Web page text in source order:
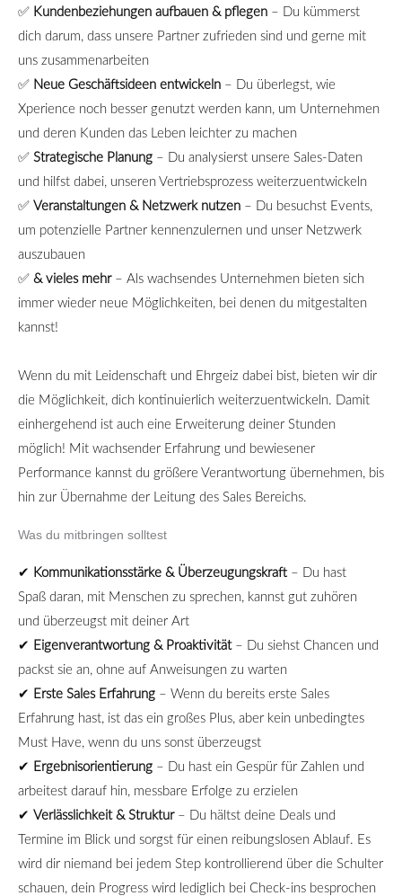
✅ Kundenbeziehungen aufbauen & pflegen – Du kümmerst
dich darum, dass unsere Partner zufrieden sind und gerne mit
uns zusammenarbeiten
✅ Neue Geschäftsideen entwickeln – Du ü berlegst, wie
Xperience noch besser genutzt werden kann, um Unternehmen
und deren Kunden das Leben leichter zu machen
✅ Strategische Planung – Du analysierst unsere Sales-Daten
und hilfst dabei, unseren Vertriebsprozess weiterzuentwickeln
✅ Veranstaltungen & Netzwerk nutzen – Du besuchst Events,
um potenzielle Partner kennenzulernen und unser Netzwerk
auszubauen
✅ & vieles mehr – Als wachsendes Unternehmen bieten sich
immer wieder neue Möglichkeiten, bei denen du mitgestalten
kannst!
Wenn du mit Leidenschaft und Ehrgeiz dabei bist, bieten wir dir
die Möglichkeit, dich kontinuierlich weiterzuentwickeln. Damit
einhergehend ist auch eine Erweiterung deiner Stunden
möglich! Mit wachsender Erfahrung und bewiesener
Performance kannst du größere Verantwortung übernehmen, bis
hin zur Übernahme der Leitung des Sales Bereichs.
Was du mitbringen solltest
✔ Kommunikationsstärke & Ü berzeugungskraft – Du hast
Spaß daran, mit Menschen zu sprechen, kannst gut zuhören
und ü berzeugst mit deiner Art
✔ Eigenverantwortung & Proaktivität – Du siehst Chancen und
packst sie an, ohne auf Anweisungen zu warten
✔ Erste Sales Erfahrung – Wenn du bereits erste Sales
Erfahrung hast, ist das ein großes Plus, aber kein unbedingtes
Must Have, wenn du uns sonst überzeugst
✔ Ergebnisorientierung – Du hast ein Gespür für Zahlen und
arbeitest darauf hin, messbare Erfolge zu erzielen
✔ Verlässlichkeit & Struktur – Du hä ltst deine Deals und
Termine im Blick und sorgst für einen reibungslosen Ablauf. Es
wird dir niemand bei jedem Step kontrollierend über die Schulter
schauen, dein Progress wird lediglich bei Check-ins besprochen